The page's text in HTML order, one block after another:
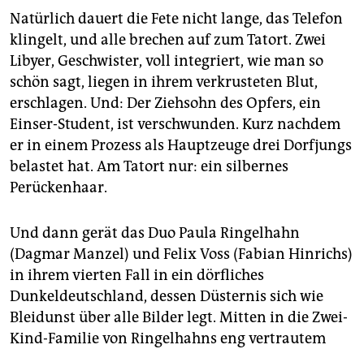
Natürlich dauert die Fete nicht lange, das Telefon
klingelt, und alle brechen auf zum Tatort. Zwei
Libyer, Geschwister, voll integriert, wie man so
schön sagt, liegen in ihrem verkrusteten Blut,
erschlagen. Und: Der Ziehsohn des Opfers, ein
Einser-Student, ist verschwunden. Kurz nachdem
er in einem Prozess als Hauptzeuge drei Dorfjungs
belastet hat. Am Tatort nur: ein silbernes
Perückenhaar.
Und dann gerät das Duo Paula Ringelhahn
(Dagmar Manzel) und Felix Voss (Fabian Hinrichs)
in ihrem vierten Fall in ein dörfliches
Dunkeldeutschland, dessen Düsternis sich wie
Bleidunst über alle Bilder legt. Mitten in die Zwei-
Kind-Familie von Ringelhahns eng vertrautem